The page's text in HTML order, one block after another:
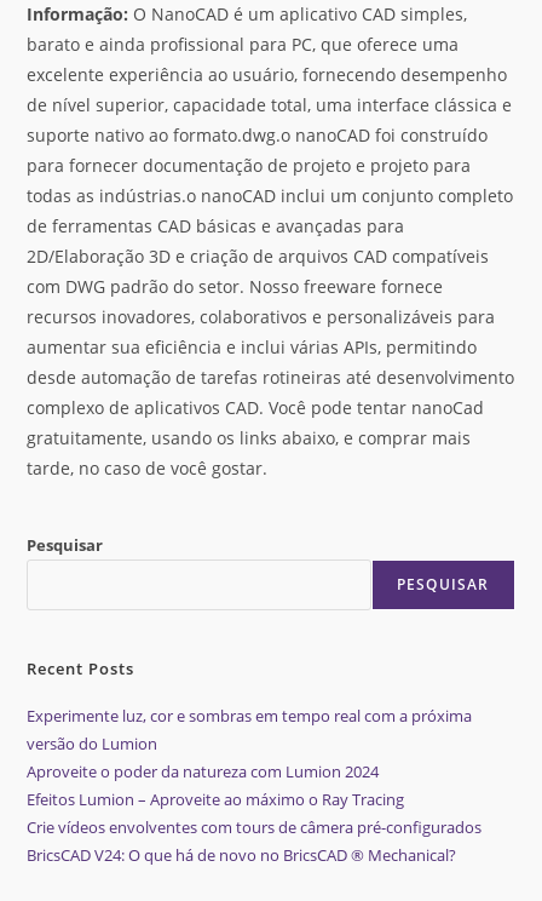
Informação: O NanoCAD é um aplicativo CAD simples,
barato e ainda profissional para PC, que oferece uma
excelente experiência ao usuário, fornecendo desempenho
de nível superior, capacidade total, uma interface clássica e
suporte nativo ao formato.dwg.o nanoCAD foi construído
para fornecer documentação de projeto e projeto para
todas as indústrias.o nanoCAD inclui um conjunto completo
de ferramentas CAD básicas e avançadas para
2D/Elaboração 3D e criação de arquivos CAD compatíveis
com DWG padrão do setor. Nosso freeware fornece
recursos inovadores, colaborativos e personalizáveis para
aumentar sua eficiência e inclui várias APIs, permitindo
desde automação de tarefas rotineiras até desenvolvimento
complexo de aplicativos CAD. Você pode tentar nanoCad
gratuitamente, usando os links abaixo, e comprar mais
tarde, no caso de você gostar.
Pesquisar
PESQUISAR
Recent Posts
Experimente luz, cor e sombras em tempo real com a próxima
versão do Lumion
Aproveite o poder da natureza com Lumion 2024
Efeitos Lumion – Aproveite ao máximo o Ray Tracing
Crie vídeos envolventes com tours de câmera pré-configurados
BricsCAD V24: O que há de novo no BricsCAD ® Mechanical?